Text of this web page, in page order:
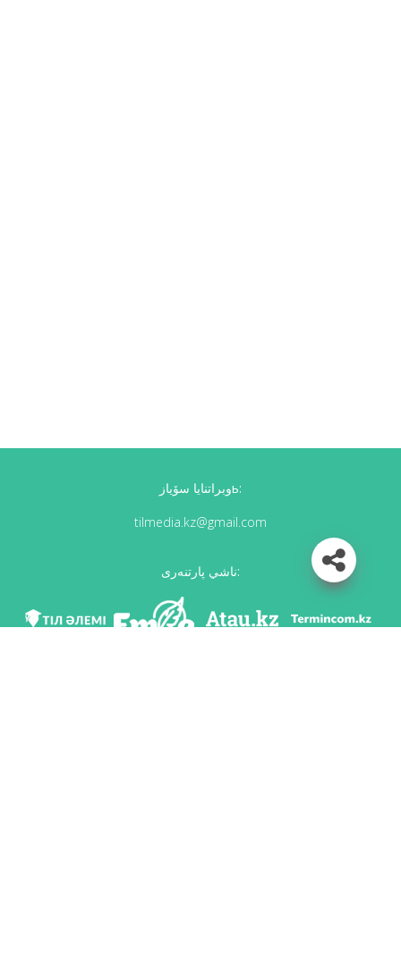
وبراتنايا سۆيازь:
tilmedia.kz@gmail.com
ناشي پارتنەرى: